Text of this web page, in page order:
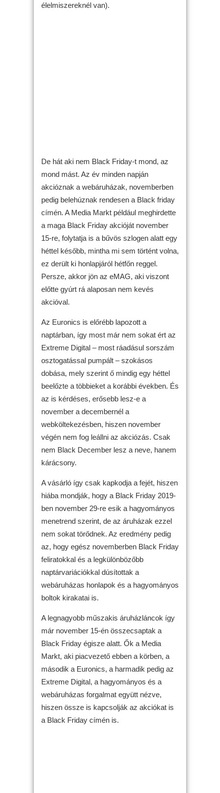
élelmiszereknél van).
De hát aki nem Black Friday-t mond, az
mond mást. Az év minden napján
akcióznak a webáruházak, novemberben
pedig belehúznak rendesen a Black friday
címén. A Media Markt például meghirdette
a maga Black Friday akcióját november
15-re, folytatja is a bűvös szlogen alatt egy
héttel később, mintha mi sem történt volna,
ez derült ki honlapjáról hétfőn reggel.
Persze, akkor jön az eMAG, aki viszont
előtte gyúrt rá alaposan nem kevés
akcióval.
Az Euronics is előrébb lapozott a
naptárban, így most már nem sokat ért az
Extreme Digital – most ráadásul sorszám
osztogatással pumpált – szokásos
dobása, mely szerint ő mindig egy héttel
beelőzte a többieket a korábbi években. És
az is kérdéses, erősebb lesz-e a
november a decembernél a
webköltekezésben, hiszen november
végén nem fog leállni az akciózás. Csak
nem Black December lesz a neve, hanem
kárácsony.
A vásárló így csak kapkodja a fejét, hiszen
hiába mondják, hogy a Black Friday 2019-
ben november 29-re esik a hagyományos
menetrend szerint, de az áruházak ezzel
nem sokat törődnek. Az eredmény pedig
az, hogy egész novemberben Black Friday
feliratokkal és a legkülönbözőbb
naptárvariációkkal dúsítottak a
webáruházas honlapok és a hagyományos
boltok kirakatai is.
A legnagyobb műszakis áruházláncok így
már november 15-én összecsaptak a
Black Friday égisze alatt. Ők a Media
Markt, aki piacvezető ebben a körben, a
második a Euronics, a harmadik pedig az
Extreme Digital, a hagyományos és a
webáruházas forgalmat együtt nézve,
hiszen össze is kapcsolják az akciókat is
a Black Friday címén is.